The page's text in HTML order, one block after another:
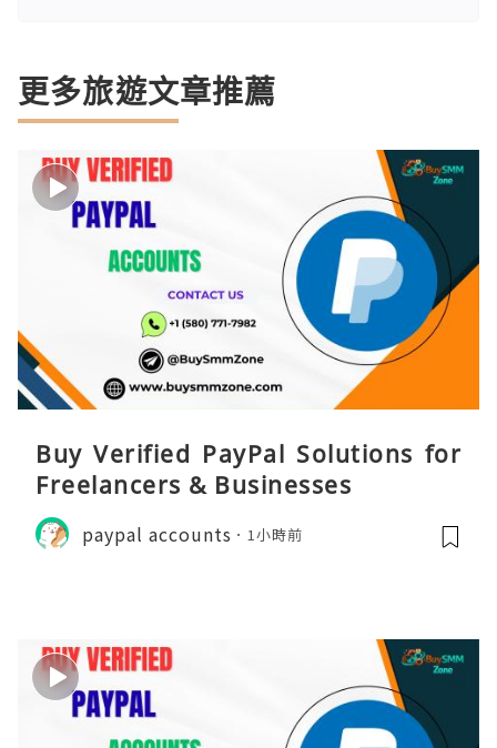
更多旅遊文章推薦
Buy Verified PayPal Solutions for
Freelancers & Businesses
paypal accounts 1小時前